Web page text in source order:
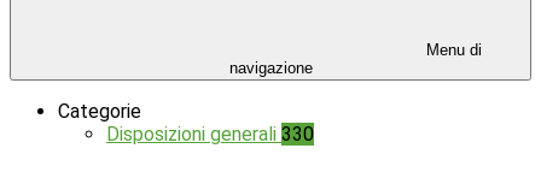
Menu di
navigazione
Categorie
Disposizioni generali 330